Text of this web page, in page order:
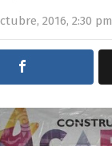
2016, 2:30 pm